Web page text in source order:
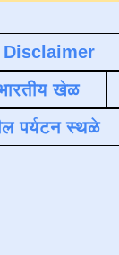
Disclaimer
खेळ
पर्यटन स्थळे